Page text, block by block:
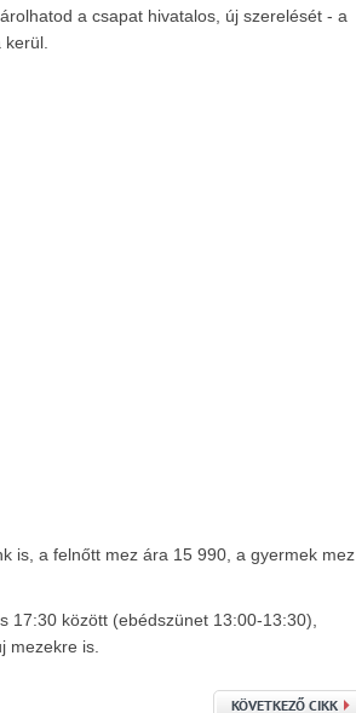
a csapat hivatalos, új szerelését - a
is, a felnőtt mez ára 15 990, a gyermek mez
17:30 között (ebédszünet 13:00-13:30),
mezekre is.
KÖVETKEZŐ CIKK